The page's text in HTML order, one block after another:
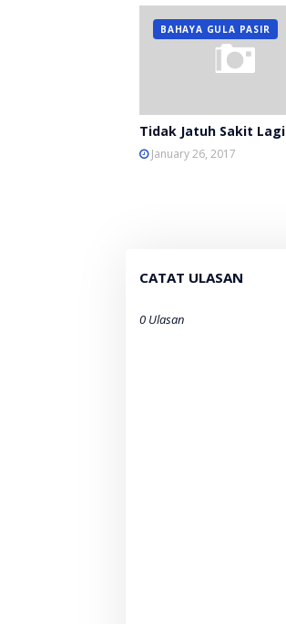
BAHAYA GULA PASIR
Tidak Jatuh Sakit Lagi
January 26, 2017
CATAT ULASAN
0 Ulasan